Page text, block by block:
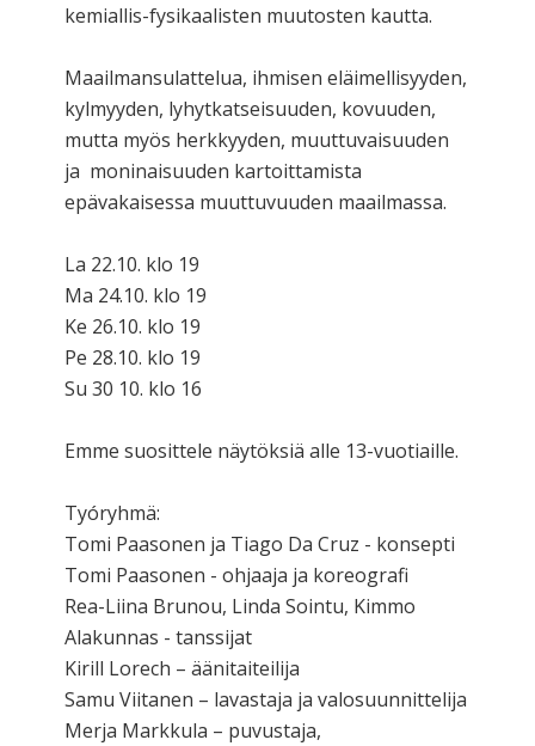
kemiallis-fysikaalisten muutosten kautta.
Maailmansulattelua, ihmisen eläimellisyyden,
kylmyyden, lyhytkatseisuuden, kovuuden,
mutta myös herkkyyden, muuttuvaisuuden
ja moninaisuuden kartoittamista
epävakaisessa muuttuvuuden maailmassa.
La 22.10. klo 19
Ma 24.10. klo 19
Ke 26.10. klo 19
Pe 28.10. klo 19
Su 30 10. klo 16
Emme suosittele näytöksiä alle 13-vuotiaille.
Tyóryhmä:
Tomi Paasonen ja Tiago Da Cruz - konsepti
Tomi Paasonen - ohjaaja ja koreografi
Rea-Liina Brunou, Linda Sointu, Kimmo
Alakunnas - tanssijat
Kirill Lorech – äänitaiteilija
Samu Viitanen – lavastaja ja valosuunnittelija
Merja Markkula – puvustaja,